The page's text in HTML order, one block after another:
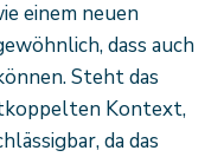
einem neuen
dass auch
Steht das
Kontext,
da das